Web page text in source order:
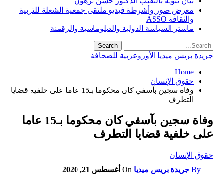
معرض صور وأشرطة فيديو ملتقى جمعية الشعلة للتربية
والثقافة ASSO
ماستر السياسة الدولية والدبلوماسية والرقمنة
جريدة بريس ميديا الأوروعربية للصحافة
Home
حقوق الإنسان
وفاة سجين بآسفي كان محكوما بـ15 عاما على خلفية قضايا
التطرف
وفاة سجين بآسفي كان محكوما بـ15 عاما
على خلفية قضايا التطرف
حقوق الإنسان
By جريدة بريس ميديا On أغسطس 21, 2020